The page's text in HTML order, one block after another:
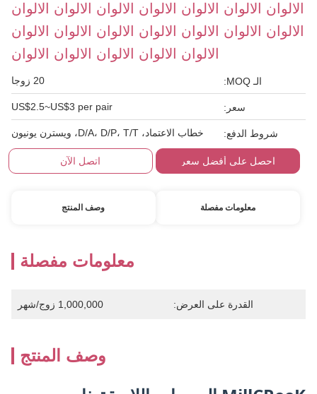
الالوان الالوان الالوان الالوان الالوان الالوان الالوان
الالوان الالوان الالوان الالوان الالوان الالوان الالوان
الالوان الالوان الالوان الالوان الالوان
الـ MOQ: 20 زوجا
سعر: US$2.5~US$3 per pair
شروط الدفع: خطاب الاعتماد، D/A، D/P، T/T، ويسترن يونيون
احصل على أفضل سعر اتصل الآن
معلومات مفصلة وصف المنتج
معلومات مفصلة
القدرة على العرض: 1,000,000 زوج/شهر
وصف المنتج